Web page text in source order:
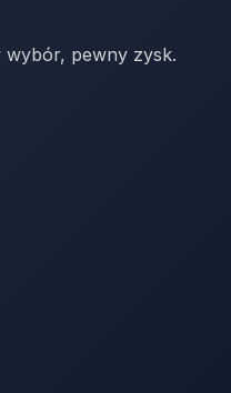
wybór, pewny zysk.